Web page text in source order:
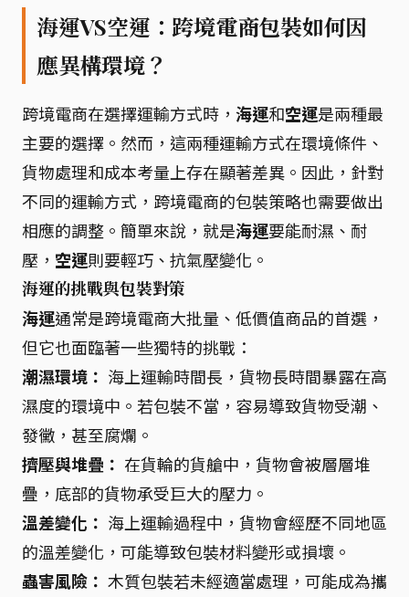
海運VS空運：跨境電商包裝如何因
應異構環境？
跨境電商在選擇運輸方式時， 海運和空運是兩種最
主要的選擇。然而，這兩種運輸方式在環境條件、
貨物處理和成本考量上存在顯著差異。因此，針對
不同的運輸方式，跨境電商的包裝策略也需要做出
相應的調整。簡單來說，就是海運要能耐濕、耐
壓， 空運則要輕巧、抗氣壓變化。
海運的挑戰與包裝對策
海運通常是跨境電商大批量、低價值商品的首選，
但它也面臨著一些獨特的挑戰：
潮濕環境： 海上運輸時間長，貨物長時間暴露在高
濕度的環境中。若包裝不當，容易導致貨物受潮、
發黴，甚至腐爛。
擠壓與堆疊： 在貨輪的貨艙中，貨物會被層層堆
疊，底部的貨物承受巨大的壓力。
溫差變化： 海上運輸過程中，貨物會經歷不同地區
的溫差變化，可能導致包裝材料變形或損壞。
蟲害風險： 木質包裝若未經適當處理，可能成為攜